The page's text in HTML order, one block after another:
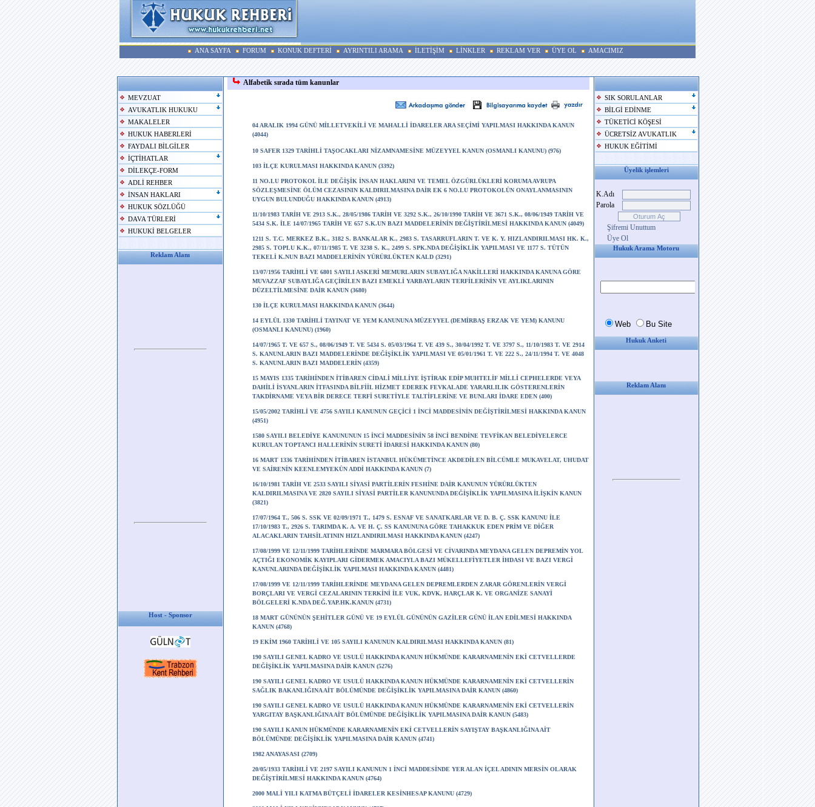
ANA SAYFA FORUM KONUK DEFTERİ AYRINTILI ARAMA İLETİŞİM LİNKLER REKLAM VER ÜYE OL AMACIMIZ
MEVZUAT
AVUKATLIK HUKUKU
MAKALELER
HUKUK HABERLERİ
FAYDALI BİLGİLER
İÇTİHATLAR
DİLEKÇE-FORM
ADLİ REHBER
İNSAN HAKLARI
HUKUK SÖZLÜĞÜ
DAVA TÜRLERİ
HUKUKİ BELGELER
Reklam Alanı
Host - Sponsor
Alfabetik sırada tüm kanunlar
04 ARALIK 1994 GÜNÜ MİLLETVEKİLİ VE MAHALLİ İDARELER ARA SEÇİMİ YAPILMASI HAKKINDA KANUN
(4044)
10 SAFER 1329 TARİHLİ TAŞOCAKLARI NİZAMNAMESİNE MÜZEYYEL KANUN (OSMANLI KANUNU) (976)
103 İLÇE KURULMASI HAKKINDA KANUN (3392)
11 NO.LU PROTOKOL İLE DEĞİŞİK İNSAN HAKLARINI VE TEMEL ÖZGÜRLÜKLERİ KORUMA AVRUPA
SÖZLEŞMESİNE ÖLÜM CEZASININ KALDIRILMASINA DAİR EK 6 NO.LU PROTOKOLÜN ONAYLANMASININ
UYGUN BULUNDUĞU HAKKINDA KANUN (4913)
11/10/1983 TARİH VE 2913 S.K., 28/05/1986 TARİH VE 3292 S.K., 26/10/1990 TARİH VE 3671 S.K., 08/06/1949 TARİH VE
5434 S.K. İLE 14/07/1965 TARİH VE 657 S.K.UN BAZI MADDELERİNİN DEĞİŞTİRİLMESİ HAKKINDA KANUN (4049)
1211 S. T.C. MERKEZ B.K., 3182 S. BANKALAR K., 2983 S. TASARRUFLARIN T. VE K. Y. HIZLANDIRILMASI HK. K.,
2985 S. TOPLU K.K., 07/11/1985 T. VE 3238 S. K., 2499 S. SPK.NDA DEĞİŞİKLİK YAPILMASI VE 1177 S. TÜTÜN
TEKELİ K.NUN BAZI MADDELERİNİN YÜRÜRLÜKTEN KALD (3291)
13/07/1956 TARİHLİ VE 6801 SAYILI ASKERİ MEMURLARIN SUBAYLIĞA NAKİLLERİ HAKKINDA KANUNA GÖRE
MUVAZZAF SUBAYLIĞA GEÇİRİLEN BAZI EMEKLİ YARBAYLARIN TERFİLERİNİN VE AYLIKLARININ
DÜZELTİLMESİNE DAİR KANUN (3680)
130 İLÇE KURULMASI HAKKINDA KANUN (3644)
14 EYLÜL 1330 TARİHLİ TAYINAT VE YEM KANUNUNA MÜZEYYEL (DEMİRBAŞ ERZAK VE YEM) KANUNU
(OSMANLI KANUNU) (1960)
14/07/1965 T. VE 657 S., 08/06/1949 T. VE 5434 S. 05/03/1964 T. VE 439 S., 30/04/1992 T. VE 3797 S., 11/10/1983 T. VE 2914
S. KANUNLARIN BAZI MADDELERİNDE DEĞİŞİKLİK YAPILMASI VE 05/01/1961 T. VE 222 S., 24/11/1994 T. VE 4048
S. KANUNLARIN BAZI MADDELERİN (4359)
15 MAYIS 1335 TARİHİNDEN İTİBAREN CİDALİ MİLLİYE İŞTİRAK EDİP MUHTELİF MİLLİ CEPHELERDE VEYA
DAHİLİ İSYANLARIN İTFASINDA BİLFİİL HİZMET EDEREK FEVKALADE YARARLILIK GÖSTERENLERİN
TAKDİRNAME VEYA BİR DERECE TERFİ SURETİYLE TALTİFLERİNE VE BUNLARI İDARE EDEN (400)
15/05/2002 TARİHLİ VE 4756 SAYILI KANUNUN GEÇİCİ 1 İNCİ MADDESİNİN DEĞİŞTİRİLMESİ HAKKINDA KANUN
(4951)
1580 SAYILI BELEDİYE KANUNUNUN 15 İNCİ MADDESİNİN 58 İNCİ BENDİNE TEVFİKAN BELEDİYELERCE
KURULAN TOPTANCI HALLERİNİN SURETİ İDARESİ HAKKINDA KANUN (80)
16 MART 1336 TARİHİNDEN İTİBAREN İSTANBUL HÜKÜMETİNCE AKDEDİLEN BİLCÜMLE MUKAVELAT, UHUDAT
VE SAİRENİN KEENLEMYEKÜN ADDİ HAKKINDA KANUN (7)
16/10/1981 TARİH VE 2533 SAYILI SİYASİ PARTİLERİN FESHİNE DAİR KANUNUN YÜRÜRLÜKTEN
KALDIRILMASINA VE 2820 SAYILI SİYASİ PARTİLER KANUNUNDA DEĞİŞİKLİK YAPILMASINA İLİŞKİN KANUN
(3821)
17/07/1964 T., 506 S. SSK VE 02/09/1971 T., 1479 S. ESNAF VE SANATKARLAR VE D. B. Ç. SSK KANUNU İLE
17/10/1983 T., 2926 S. TARIMDA K. A. VE H. Ç. SS KANUNUNA GÖRE TAHAKKUK EDEN PRİM VE DİĞER
ALACAKLARIN TAHSİLATININ HIZLANDIRILMASI HAKKINDA KANUN (4247)
17/08/1999 VE 12/11/1999 TARİHLERİNDE MARMARA BÖLGESİ VE CİVARINDA MEYDANA GELEN DEPREMİN YOL
AÇTIĞI EKONOMİK KAYIPLARI GİDERMEK AMACIYLA BAZI MÜKELLEFİYETLER İHDASI VE BAZI VERGİ
KANUNLARINDA DEĞİŞİKLİK YAPILMASI HAKKINDA KANUN (4481)
17/08/1999 VE 12/11/1999 TARİHLERİNDE MEYDANA GELEN DEPREMLERDEN ZARAR GÖRENLERİN VERGİ
BORÇLARI VE VERGİ CEZALARININ TERKİNİ İLE VUK, KDVK, HARÇLAR K. VE ORGANİZE SANAYİ
BÖLGELERİ K.NDA DEĞ.YAP.HK.KANUN (4731)
18 MART GÜNÜNÜN ŞEHİTLER GÜNÜ VE 19 EYLÜL GÜNÜNÜN GAZİLER GÜNÜ İLAN EDİLMESİ HAKKINDA
KANUN (4768)
19 EKİM 1960 TARİHLİ VE 105 SAYILI KANUNUN KALDIRILMASI HAKKINDA KANUN (81)
190 SAYILI GENEL KADRO VE USULÜ HAKKINDA KANUN HÜKMÜNDE KARARNAMENİN EKİ CETVELLERDE
DEĞİŞİKLİK YAPILMASINA DAİR KANUN (5276)
190 SAYILI GENEL KADRO VE USULÜ HAKKINDA KANUN HÜKMÜNDE KARARNAMENİN EKİ CETVELLERİN
SAĞLIK BAKANLIĞINA AİT BÖLÜMÜNDE DEĞİŞİKLİK YAPILMASINA DAİR KANUN (4860)
190 SAYILI GENEL KADRO VE USULÜ HAKKINDA KANUN HÜKMÜNDE KARARNAMENİN EKİ CETVELLERİN
YARGITAY BAŞKANLIĞINA AİT BÖLÜMÜNDE DEĞİŞİKLİK YAPILMASINA DAİR KANUN (5483)
190 SAYILI KANUN HÜKMÜNDE KARARNAMENİN EKİ CETVELLERİN SAYIŞTAY BAŞKANLIĞINA AİT
BÖLÜMÜNDE DEĞİŞİKLİK YAPILMASINA DAİR KANUN (4741)
1982 ANAYASASI (2709)
20/05/1933 TARİHLİ VE 2197 SAYILI KANUNUN 1 İNCİ MADDESİNDE YER ALAN İÇEL ADININ MERSİN OLARAK
DEĞİŞTİRİLMESİ HAKKINDA KANUN (4764)
2000 MALİ YILI KATMA BÜTÇELİ İDARELER KESİNHESAP KANUNU (4729)
SIK SORULANLAR
BİLGİ EDİNME
TÜKETİCİ KÖŞESİ
ÜCRETSİZ AVUKATLIK
HUKUK EĞİTİMİ
Üyelik işlemleri
K.Adı
Parola
Şifremi Unuttum
Üye Ol
Hukuk Arama Motoru
Hukuk Anketi
Reklam Alanı